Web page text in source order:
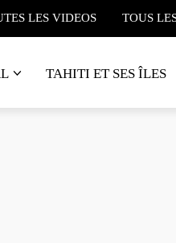
LES VIDEOS TOUS
TAHITI ET SES ÎLES